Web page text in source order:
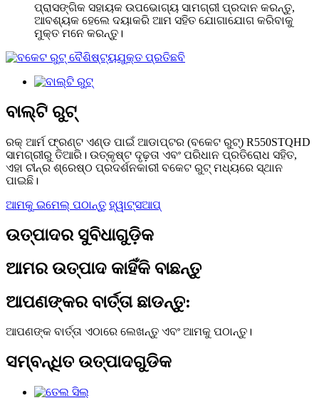
ପ୍ରାସଙ୍ଗିକ ସହାୟକ ଉପଭୋଗ୍ୟ ସାମଗ୍ରୀ ପ୍ରଦାନ କରନ୍ତୁ,
ଆବଶ୍ୟକ ହେଲେ ଦୟାକରି ଆମ ସହିତ ଯୋଗାଯୋଗ କରିବାକୁ
ମୁକ୍ତ ମନେ କରନ୍ତୁ।
ବାଲ୍ଟି ରୁଟ୍
ରକ୍ ଆର୍ମ ଫ୍ରଣ୍ଟ ଏଣ୍ଡ ପାଇଁ ଆଡାପ୍ଟର (ବକେଟ ରୁଟ୍) R550STQHD
ସାମଗ୍ରୀରୁ ତିଆରି। ଉତ୍କୃଷ୍ଟ ଦୃଢ଼ତା ଏବଂ ପରିଧାନ ପ୍ରତିରୋଧ ସହିତ,
ଏହା ଚୀନ୍‌ର ଶ୍ରେଷ୍ଠ ପ୍ରଦର୍ଶନକାରୀ ବକେଟ ରୁଟ୍ ମଧ୍ୟରେ ସ୍ଥାନ
ପାଇଛି।
ଆମକୁ ଇମେଲ୍ ପଠାନ୍ତୁ ହ୍ୱାଟ୍ସଆପ୍
ଉତ୍ପାଦର ସୁବିଧାଗୁଡ଼ିକ
ଆମର ଉତ୍ପାଦ କାହିଁକି ବାଛନ୍ତୁ
ଆପଣଙ୍କର ବାର୍ତ୍ତା ଛାଡନ୍ତୁ:
ଆପଣଙ୍କ ବାର୍ତ୍ତା ଏଠାରେ ଲେଖନ୍ତୁ ଏବଂ ଆମକୁ ପଠାନ୍ତୁ।
ସମ୍ବନ୍ଧିତ ଉତ୍ପାଦଗୁଡିକ